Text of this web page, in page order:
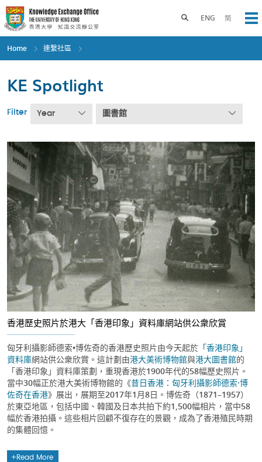
Skip
to
main
content
ENG 简
Toggle search panel
Home 連繫社區
KE Spotlight
Filter Year 圖書館
香港歷史照片於港大「香港印象」資料庫網站供公衆欣賞
匈牙利攝影師德索•博佐奇的香港歷史照片由今天起於 「香港印象」
資料庫網站供公衆欣賞。這計劃由港大美術博物館與港大圖書館的
「香港印象」資料庫策劃，重現香港於1900年代的58幅歷史照片。
當中30幅正於港大美術博物館的《昔日香港：匈牙利攝影師德索·博
佐奇在香港》展出，展期至2017年1月8日。博佐奇（1871–1957）
於東亞地區，包括中國、韓國及日本共拍下約1,500幅相片，當中58
幅於香港拍攝。這些相片回顧不復存在的景觀，成為了香港殖民時期
的集體回憶。
Read More